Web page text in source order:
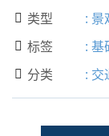
 类型 : 景
 标签 : 基
 分类 : 交